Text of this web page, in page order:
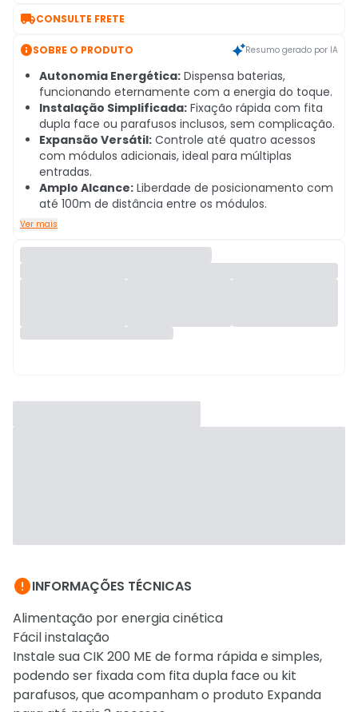
CONSULTE FRETE
SOBRE O PRODUTO Resumo gerado por IA
Autonomia Energética: Dispensa baterias,
funcionando eternamente com a energia do toque.
Instalação Simplificada: Fixação rápida com fita
dupla face ou parafusos inclusos, sem complicação.
Expansão Versátil: Controle até quatro acessos
com módulos adicionais, ideal para múltiplas
entradas.
Amplo Alcance: Liberdade de posicionamento com
até 100m de distância entre os módulos.
Ver mais
INFORMAÇÕES TÉCNICAS
Alimentação por energia cinética
Fácil instalação
Instale sua CIK 200 ME de forma rápida e simples,
podendo ser fixada com fita dupla face ou kit
parafusos, que acompanham o produto Expanda